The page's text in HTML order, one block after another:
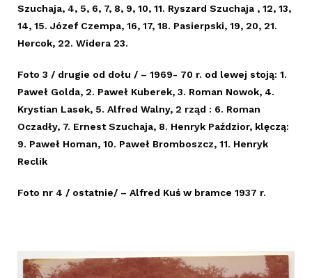
Szuchaja, 4, 5, 6, 7, 8, 9, 10, 11. Ryszard Szuchaja , 12, 13,
14, 15. Józef Czempa, 16, 17, 18. Pasierpski, 19, 20, 21.
Hercok, 22. Widera 23.
Foto 3 / drugie od dołu / – 1969- 70 r. od lewej stoją: 1.
Paweł Golda, 2. Paweł Kuberek, 3. Roman Nowok, 4.
Krystian Lasek, 5. Alfred Walny, 2 rząd : 6. Roman
Oczadły, 7. Ernest Szuchaja, 8. Henryk Paździor, klęczą:
9. Paweł Homan, 10. Paweł Bromboszcz, 11. Henryk
Reclik
Foto nr 4 / ostatnie/ – Alfred Kuś w bramce 1937 r.